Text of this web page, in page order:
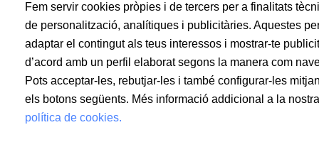
Banco de Sabadell, S.A., Plaça de Sant Roc nº 20, 08201 Sabadell.
Inscrit en el Registre Mercantil de Barcelona, tom/I.R.U.S.
1000152932861, foli 873, full B-1561., NIF A08000143. Entitat de
crèdit subjecte a la supervisió del Banco de España i inscrita en el
Registre administratiu especial amb el número 0081.
Per a qualsevol consulta potscontactar amb nosaltres. Banco de
Sabadell, S.A.,2026. Tots els drets reservats.
Fem servir cookies pròpies i de tercers per a finalitats
de personalització, analítiques i publicitàries. Aquestes
adaptar el contingut als teus interessos i mostrar-te
d’acord amb un perfil elaborat segons la manera com
Pots acceptar-les, rebutjar-les i també configurar-les
els botons següents. Més informació addicional a la nostra
política de cookies.